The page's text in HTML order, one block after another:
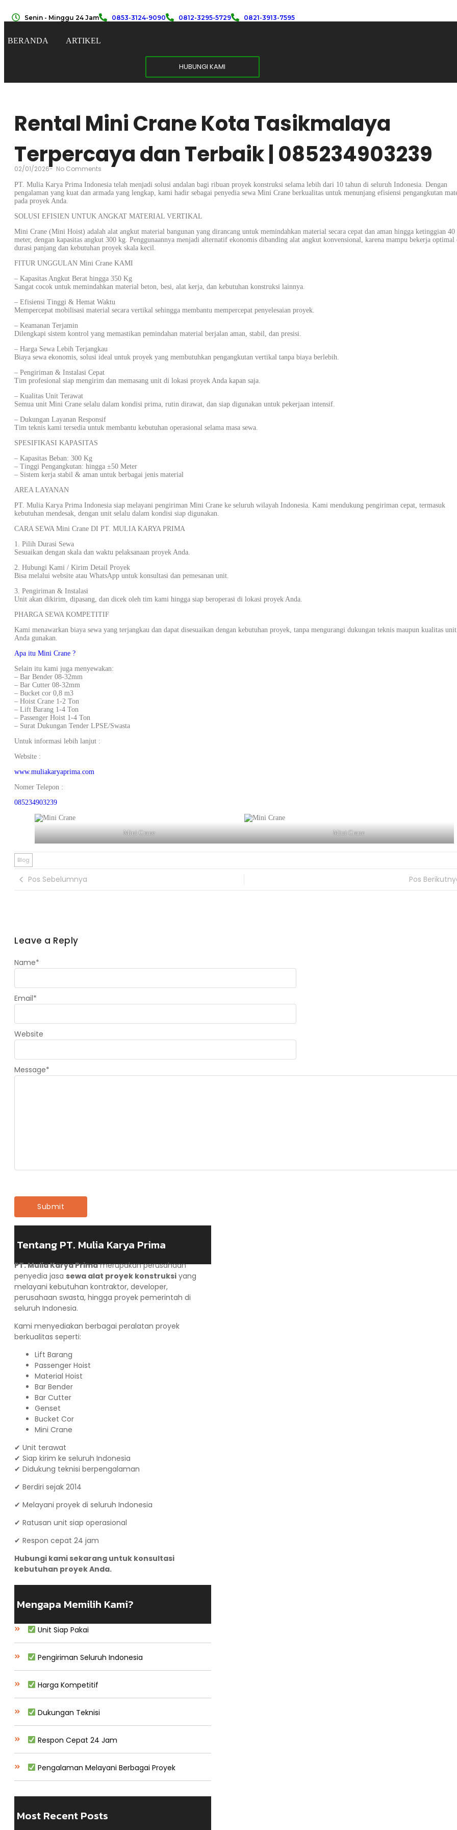
Senin - Minggu 24 Jam 0853-3124-9090 0812-3295-5729 0821-3913-7595
BERANDA ARTIKEL
HUBUNGI KAMI
Rental Mini Crane Kota Tasikmalaya
Terpercaya dan Terbaik | 085234903239
02/01/2026- No Comments
PT. Mulia Karya Prima Indonesia telah menjadi solusi andalan bagi ribuan proyek konstruksi selama lebih dari 10 tahun di seluruh Indonesia. Dengan
pengalaman yang kuat dan armada yang lengkap, kami hadir sebagai penyedia sewa Mini Crane berkualitas untuk menunjang efisiensi pengangkutan
pada proyek Anda.
SOLUSI EFISIEN UNTUK ANGKAT MATERIAL VERTIKAL
Mini Crane (Mini Hoist) adalah alat angkut material bangunan yang dirancang untuk memindahkan material secara cepat dan aman hingga ketinggian 40
meter, dengan kapasitas angkut 300 kg. Penggunaannya menjadi alternatif ekonomis dibanding alat angkut konvensional, karena mampu bekerja optimal
durasi panjang dan kebutuhan proyek skala kecil.
FITUR UNGGULAN Mini Crane KAMI
– Kapasitas Angkut Berat hingga 350 Kg
Sangat cocok untuk memindahkan material beton, besi, alat kerja, dan kebutuhan konstruksi lainnya.
– Efisiensi Tinggi & Hemat Waktu
Mempercepat mobilisasi material secara vertikal sehingga membantu mempercepat penyelesaian proyek.
– Keamanan Terjamin
Dilengkapi sistem kontrol yang memastikan pemindahan material berjalan aman, stabil, dan presisi.
– Harga Sewa Lebih Terjangkau
Biaya sewa ekonomis, solusi ideal untuk proyek yang membutuhkan pengangkutan vertikal tanpa biaya berlebih.
– Pengiriman & Instalasi Cepat
Tim profesional siap mengirim dan memasang unit di lokasi proyek Anda kapan saja.
– Kualitas Unit Terawat
Semua unit Mini Crane selalu dalam kondisi prima, rutin dirawat, dan siap digunakan untuk pekerjaan intensif.
– Dukungan Layanan Responsif
Tim teknis kami tersedia untuk membantu kebutuhan operasional selama masa sewa.
SPESIFIKASI KAPASITAS
– Kapasitas Beban: 300 Kg
– Tinggi Pengangkutan: hingga ±50 Meter
– Sistem kerja stabil & aman untuk berbagai jenis material
AREA LAYANAN
PT. Mulia Karya Prima Indonesia siap melayani pengiriman Mini Crane ke seluruh wilayah Indonesia. Kami mendukung pengiriman cepat, termasuk
kebutuhan mendesak, dengan unit selalu dalam kondisi siap digunakan.
CARA SEWA Mini Crane DI PT. MULIA KARYA PRIMA
1. Pilih Durasi Sewa
Sesuaikan dengan skala dan waktu pelaksanaan proyek Anda.
2. Hubungi Kami / Kirim Detail Proyek
Bisa melalui website atau WhatsApp untuk konsultasi dan pemesanan unit.
3. Pengiriman & Instalasi
Unit akan dikirim, dipasang, dan dicek oleh tim kami hingga siap beroperasi di lokasi proyek Anda.
PHARGA SEWA KOMPETITIF
Kami menawarkan biaya sewa yang terjangkau dan dapat disesuaikan dengan kebutuhan proyek, tanpa mengurangi dukungan teknis maupun kualitas
Anda gunakan.
Apa itu Mini Crane ?
Selain itu kami juga menyewakan:
– Bar Bender 08-32mm
– Bar Cutter 08-32mm
– Bucket cor 0,8 m3
– Hoist Crane 1-2 Ton
– Lift Barang 1-4 Ton
– Passenger Hoist 1-4 Ton
– Surat Dukungan Tender LPSE/Swasta
Untuk informasi lebih lanjut :
Website :
www.muliakaryaprima.com
Nomer Telepon :
085234903239
Mini Crane Mini Crane
Blog
Pos Sebelumnya Pos
Leave a Reply
Message*
Name*
Email*
Website
Tentang PT. Mulia Karya Prima
PT. Mulia Karya Primamerupakan perusahaan
penyedia jasa sewa alat proyek konstruksi yang
melayani kebutuhan kontraktor, developer,
perusahaan swasta, hingga proyek pemerintah di
seluruh Indonesia.
Kami menyediakan berbagai peralatan proyek
berkualitas seperti:
Lift Barang
Passenger Hoist
Material Hoist
Bar Bender
Bar Cutter
Genset
Bucket Cor
Mini Crane
✔ Unit terawat
✔ Siap kirim ke seluruh Indonesia
✔ Didukung teknisi berpengalaman
✔ Berdiri sejak 2014
✔ Melayani proyek di seluruh Indonesia
✔ Ratusan unit siap operasional
✔ Respon cepat 24 jam
Hubungi kami sekarang untuk konsultasi
kebutuhan proyek Anda.
Mengapa Memilih Kami?
Unit Siap Pakai
Pengiriman Seluruh Indonesia
Harga Kompetitif
Dukungan Teknisi
Respon Cepat 24 Jam
Pengalaman Melayani Berbagai Proyek
Most Recent Posts